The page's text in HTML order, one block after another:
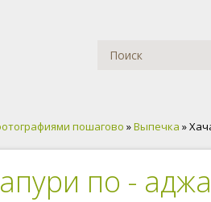
пошагово »Выпечка »
по -